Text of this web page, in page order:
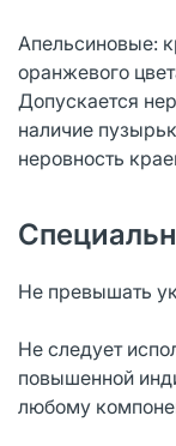
Апельсиновые:
оранжевого
Допускается
наличие
неровность
Не превышать
Не следует
повышенной
любому